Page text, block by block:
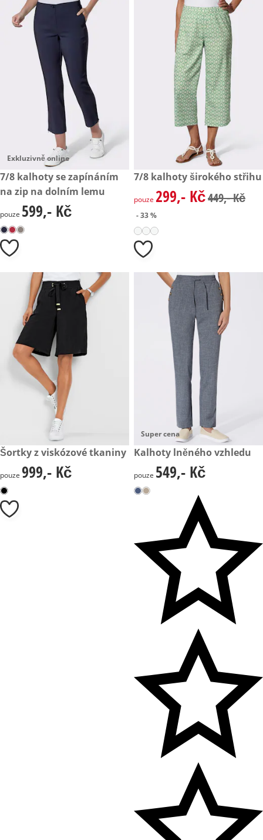
Exkluzivně online
599,- Kč
7/8 kalhoty se zapínáním
na zip na dolním lemu
599,- Kč
pouze 599,- Kč
zlevněná cena: 299,- Kč,
- 33 %
7/8 kalhoty širokého střihu
zlevněná cena: 299,- Kč,
pouze 299,- Kč449,- Kč
- 33 %
999,- Kč
Šortky z viskózové tkaniny
999,- Kč
pouze 999,- Kč
Super cena
549,- Kč
Kalhoty lněného vzhledu
549,- Kč
pouze 549,- Kč